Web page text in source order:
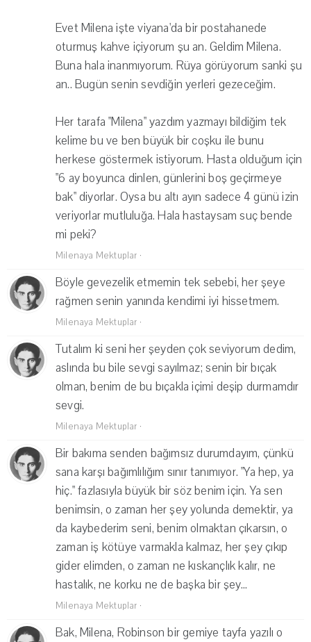
Evet Milena işte viyana'da bir postahanede
oturmuş kahve içiyorum şu an. Geldim Milena.
Buna hala inanmıyorum. Rüya görüyorum sanki şu
an.. Bugün senin sevdiğin yerleri gezeceğim.
Her tarafa "Milena" yazdım yazmayı bildiğim tek
kelime bu ve ben büyük bir coşku ile bunu
herkese göstermek istiyorum. Hasta olduğum için
"6 ay boyunca dinlen, günlerini boş geçirmeye
bak" diyorlar. Oysa bu altı ayın sadece 4 günü izin
veriyorlar mutluluğa. Hala hastaysam suç bende
mi peki?
Milenaya Mektuplar ·
Böyle gevezelik etmemin tek sebebi, her şeye
rağmen senin yanında kendimi iyi hissetmem.
Milenaya Mektuplar ·
Tutalım ki seni her şeyden çok seviyorum dedim,
aslında bu bile sevgi sayılmaz; senin bir bıçak
olman, benim de bu bıçakla içimi deşip durmamdır
sevgi.
Milenaya Mektuplar ·
Bir bakıma senden bağımsız durumdayım, çünkü
sana karşı bağımlılığım sınır tanımıyor. "Ya hep, ya
hiç." fazlasıyla büyük bir söz benim için. Ya sen
benimsin, o zaman her şey yolunda demektir, ya
da kaybederim seni, benim olmaktan çıkarsın, o
zaman iş kötüye varmakla kalmaz, her şey çıkıp
gider elimden, o zaman ne kıskançlık kalır, ne
hastalık, ne korku ne de başka bir şey...
Milenaya Mektuplar ·
Bak, Milena, Robinson bir gemiye tayfa yazılı o